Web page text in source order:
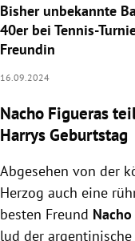
Bisher unbekannte
40er bei Tennis-
Freundin
16.09.2024
Nacho Figueras
Harrys Geburtstag
Abgesehen von der
Herzog auch eine
besten Freund
lud der